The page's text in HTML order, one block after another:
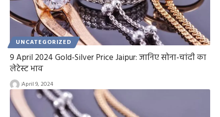
UNCATEGORIZED
9 April 2024 Gold-Silver Price Jaipur: जानिए सोना-चांदी का
लेटेस्ट भाव
April 9, 2024